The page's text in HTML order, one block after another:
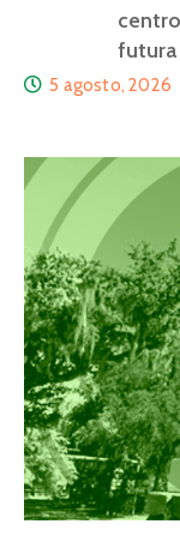
5 agosto, 2026